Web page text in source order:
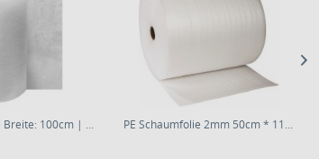
Luftpolsterfolie Breite: 100cm | Rolle á 100m |... PE Schaumfolie 2mm 50cm * 110m